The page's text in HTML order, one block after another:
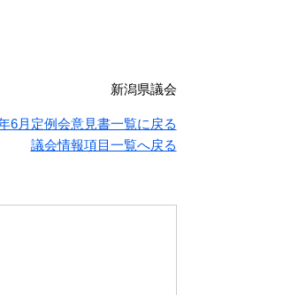
新潟県議会
6月定例会意見書一覧に戻る
議会情報項目一覧へ戻る